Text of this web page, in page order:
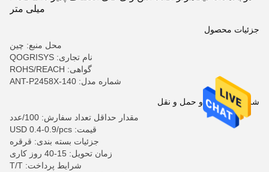
میلی متر
جزئیات محصول
محل منبع: چین
نام تجاری: QOGRISYS
گواهی: ROHS/REACH
شماره مدل: ANT-P2458X-140
شرایط پرداخت و حمل و نقل
مقدار حداقل تعداد سفارش: 100/عدد
قیمت: USD 0.4-0.9/pcs
جزئیات بسته بندی: قرقره
زمان تحویل: 15-40 روز کاری
شرایط پرداخت: T/T